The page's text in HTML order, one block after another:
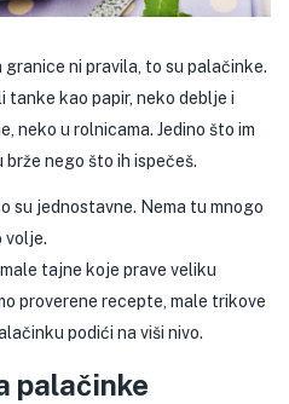
ni pravila, to su palačinke.
tanke kao papir, neko deblje i
neko u rolnicama. Jedino što im
nego što ih ispečeš.
su jednostavne. Nema tu mnogo
volje.
tajne koje prave veliku
proverene recepte, male trikove
podići na viši nivo.
palačinke